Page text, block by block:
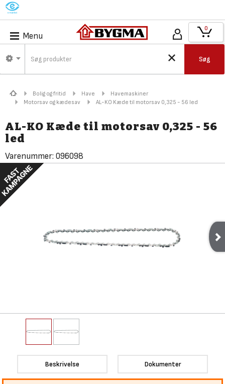
M
Menu
Søg
0
Bolig og fritid Have
Havemaskiner
Motorsav og kædesav
AL-KO Kæde til motorsav 0,325 - 56 led
AL-KO Kæde til motorsav 0,325 - 56
led
Varenummer: 096098
Beskrivelse Dokumenter